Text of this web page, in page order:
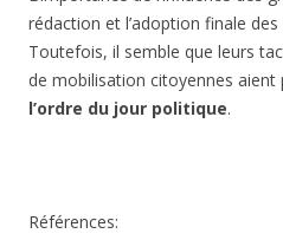
rédaction et l’adoption finale
Toutefois, il semble que leurs
de mobilisation citoyennes
l’ordre du jour politique.
Références: